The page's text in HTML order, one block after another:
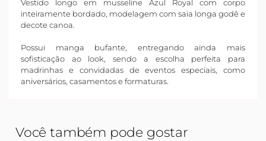
Vestido longo em musseline Azul Royal com corpo
inteiramente bordado, modelagem com saia longa godê e
decote canoa.
Possui manga bufante, entregando ainda mais
sofisticação ao look, sendo a escolha perfeita para
madrinhas e convidadas de eventos especiais, como
aniversários, casamentos e formaturas.
Você também pode gostar